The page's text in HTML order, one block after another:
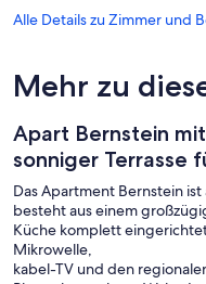
Alle Details zu Zimmer und
Mehr zu
Apart Bernstein
sonniger Terrasse
Das Apartment Bernstein
besteht aus einem
Küche komplett
Mikrowelle,
kabel-TV und den